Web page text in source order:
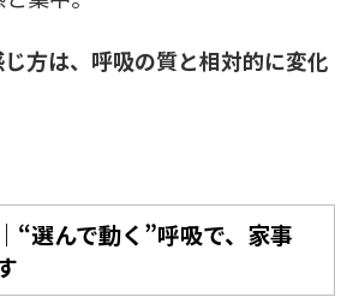
方は、呼吸の質と相対的に変化
“選んで動く”呼吸で、家事